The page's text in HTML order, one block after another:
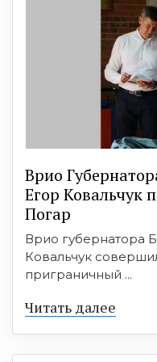
Врио
Егор Ковальчук
Погар
Врио губернатора
Ковальчук
приграничный ...
Читать далее